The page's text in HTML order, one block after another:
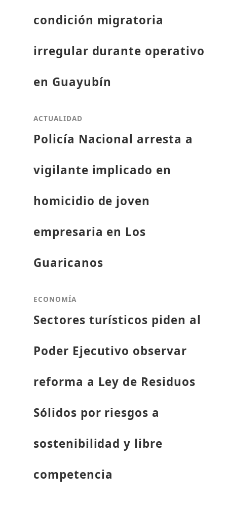
condición migratoria
irregular durante operativo
en Guayubín
ACTUALIDAD
Policía Nacional arresta a
vigilante implicado en
homicidio de joven
empresaria en Los
Guaricanos
ECONOMÍA
Sectores turísticos piden al
Poder Ejecutivo observar
reforma a Ley de Residuos
Sólidos por riesgos a
sostenibilidad y libre
competencia